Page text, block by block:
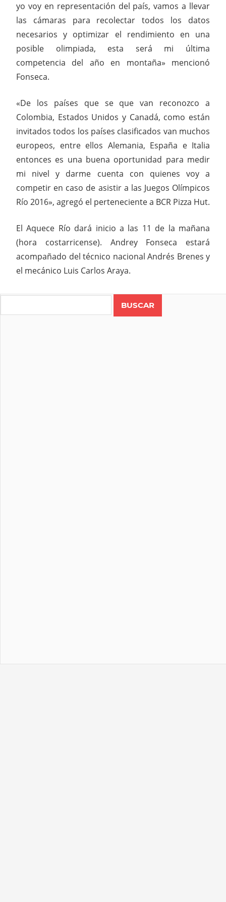
yo voy en representación del país, vamos a llevar
las cámaras para recolectar todos los datos
necesarios y optimizar el rendimiento en una
posible olimpiada, esta será mi última
competencia del año en montaña» mencionó
Fonseca.
«De los países que se que van reconozco a
Colombia, Estados Unidos y Canadá, como están
invitados todos los países clasificados van muchos
europeos, entre ellos Alemania, España e Italia
entonces es una buena oportunidad para medir
mi nivel y darme cuenta con quienes voy a
competir en caso de asistir a las Juegos Olímpicos
Río 2016», agregó el perteneciente a BCR Pizza Hut.
El Aquece Río dará inicio a las 11 de la mañana
(hora costarricense). Andrey Fonseca estará
acompañado del técnico nacional Andrés Brenes y
el mecánico Luis Carlos Araya.